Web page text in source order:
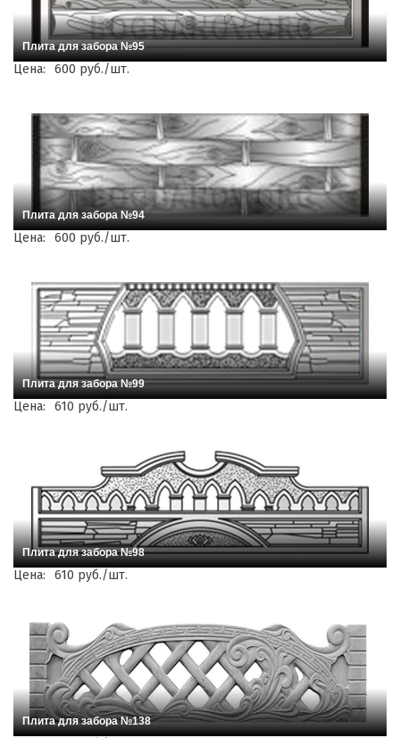
Плита для забора №95
Цена: 600 руб./шт.
Плита для забора №94
Цена: 600 руб./шт.
Плита для забора №99
Цена: 610 руб./шт.
Плита для забора №98
Цена: 610 руб./шт.
Плита для забора №138